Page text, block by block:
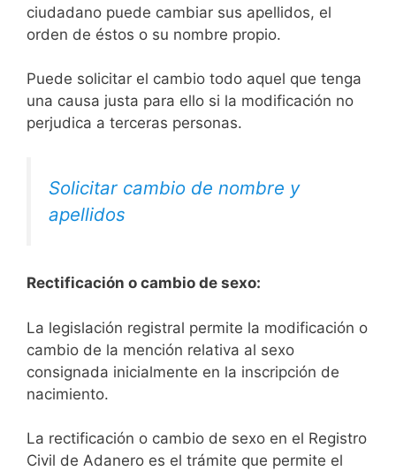
ciudadano puede cambiar sus apellidos, el
orden de éstos o su nombre propio.
Puede solicitar el cambio todo aquel que tenga
una causa justa para ello si la modificación no
perjudica a terceras personas.
Solicitar cambio de nombre y
apellidos
Rectificación o cambio de sexo:
La legislación registral permite la modificación o
cambio de la mención relativa al sexo
consignada inicialmente en la inscripción de
nacimiento.
La rectificación o cambio de sexo en el Registro
Civil de Adanero es el trámite que permite el